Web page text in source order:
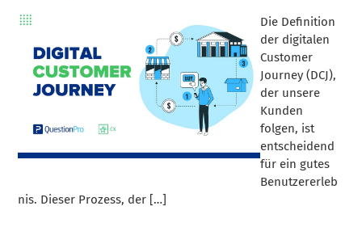
Die Definition
der digitalen
Customer
Journey (DCJ),
der unsere
Kunden
folgen, ist
entscheidend
für ein gutes
Benutzererleb
nis. Dieser Prozess, der […]